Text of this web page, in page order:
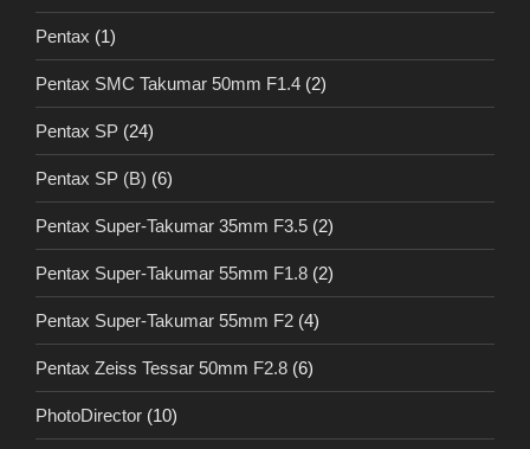
Pentax (1)
Pentax SMC Takumar 50mm F1.4 (2)
Pentax SP (24)
Pentax SP (B) (6)
Pentax Super-Takumar 35mm F3.5 (2)
Pentax Super-Takumar 55mm F1.8 (2)
Pentax Super-Takumar 55mm F2 (4)
Pentax Zeiss Tessar 50mm F2.8 (6)
PhotoDirector (10)